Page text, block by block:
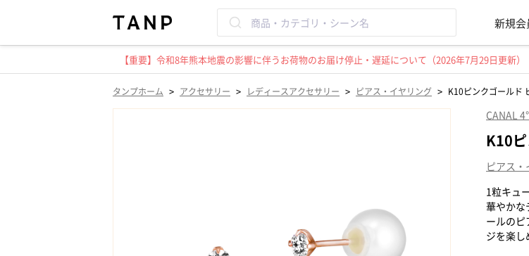
新規
【重要】令和8年熊本地震の影響に伴うお荷物のお届け停止・遅延について（2026年7月29日更新）
タンプホーム > アクセサリー > レディースアクセサリー > ピアス・イヤリング > K10ピンクゴールド
CANAL
K10
ピアス
1粒キュ
華やかな
ールの
ジを楽し